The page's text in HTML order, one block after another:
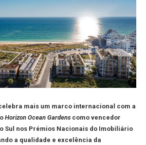
celebra mais um marco internacional com a
Horizon Ocean Gardens como vencedor
Sul nos Prémios Nacionais do Imobiliário
a qualidade e excelência da